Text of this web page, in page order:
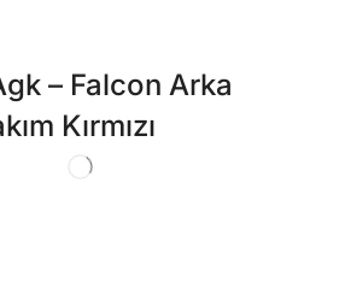
– Falcon Arka
Kırmızı